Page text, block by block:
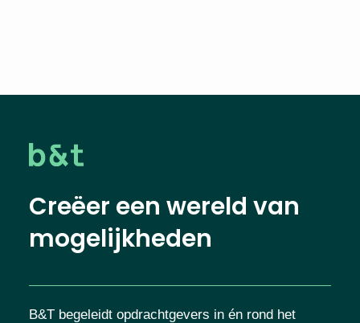
Creëer een wereld van
mogelijkheden
B&T begeleidt opdrachtgevers in én rond het